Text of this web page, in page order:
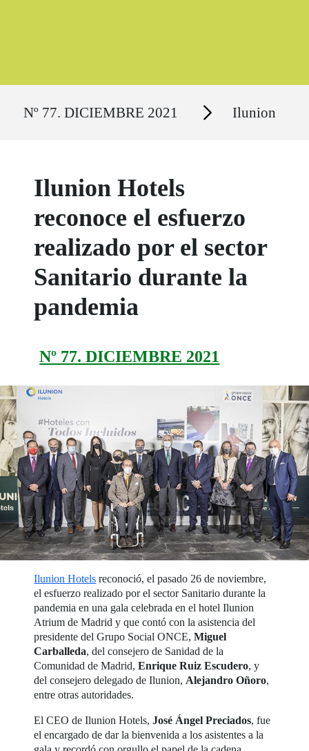
Nº 77. DICIEMBRE 2021 Secciones Ilunion
Ilunion Hotels
reconoce el esfuerzo
realizado por el sector
Sanitario durante la
pandemia
Nº 77. DICIEMBRE 2021
Ilunion Hotels reconoció, el pasado 26 de noviembre,
el esfuerzo realizado por el sector Sanitario durante la
pandemia en una gala celebrada en el hotel Ilunion
Atrium de Madrid y que contó con la asistencia del
presidente del Grupo Social ONCE,Miguel
Carballeda, del consejero de Sanidad de la
Comunidad de Madrid,Enrique Ruiz Escudero, y
del consejero delegado de Ilunion, Alejandro Oñoro,
entre otras autoridades.
El CEO de Ilunion Hotels, José Ángel Preciados, fue
el encargado de dar la bienvenida a los asistentes a la